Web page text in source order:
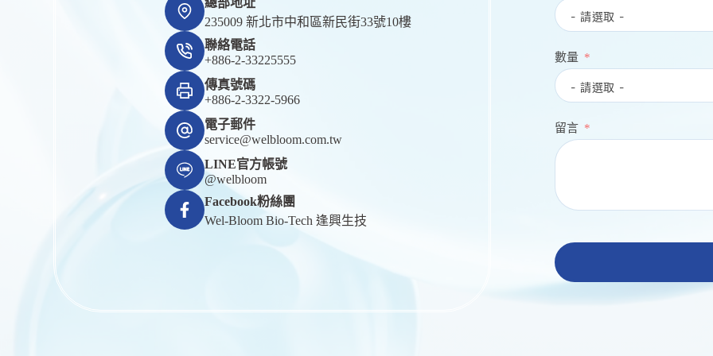
總部地址
235009 新北市中和區新民街33號10樓
聯絡電話
+886-2-33225555
傳真號碼
+886-2-3322-5966
電子郵件
service@welbloom.com.tw
LINE官方帳號
@welbloom
Facebook粉絲團
Wel-Bloom Bio-Tech 逢興生技
數量
留言